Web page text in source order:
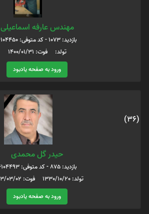
مهندس عارفه اسماعیلی
بازدید: 1073 - کد متوفی: 6104450
تولد: فوت: 1400/01/31
ورود به صفحه یادبود
(36)
حیدر گل محمدی
بازدید: 875 - کد متوفی: 6104493
تولد: 1330/10/20 فوت: 1393/03/02
ورود به صفحه یادبود